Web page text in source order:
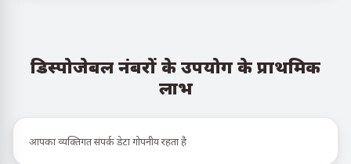
डिस्पोजेबल नंबरों के उपयोग के प्राथमिक
लाभ
आपका व्यक्तिगत संपर्क डेटा गोपनीय रहता है